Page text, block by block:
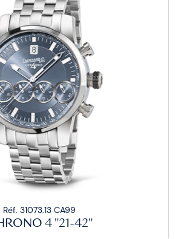
Réf. 31073.13 CA99
4 "21-42"